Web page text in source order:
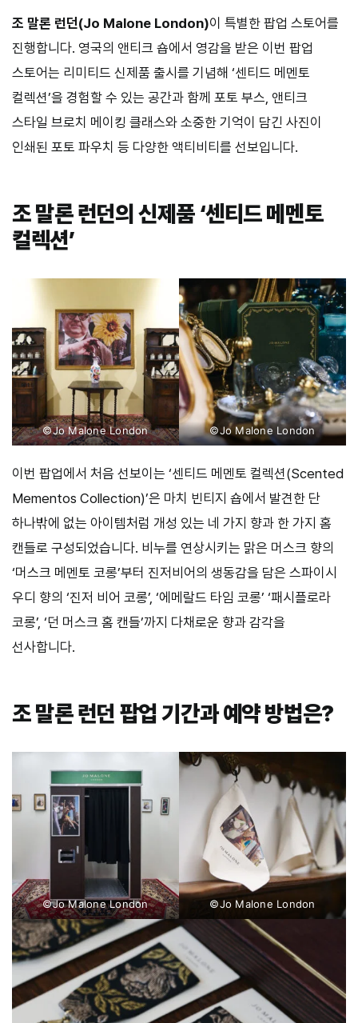
조 말론 런던(Jo Malone London)이 특별한 팝업 스토어를
진행합니다. 영국의 앤티크 숍에서 영감을 받은 이번 팝업
스토어는 리미티드 신제품 출시를 기념해 ‘센티드 메멘토
컬렉션’을 경험할 수 있는 공간과 함께 포토 부스, 앤티크
스타일 브로치 메이킹 클래스와 소중한 기억이 담긴 사진이
인쇄된 포토 파우치 등 다양한 액티비티를 선보입니다.
조 말론 런던의 신제품 ‘센티드 메멘토
컬렉션’
©Jo Malone London ©Jo Malone London
이번 팝업에서 처음 선보이는 ‘센티드 메멘토 컬렉션(Scented
Mementos Collection)’은 마치 빈티지 숍에서 발견한 단
하나밖에 없는 아이템처럼 개성 있는 네 가지 향과 한 가지 홈
캔들로 구성되었습니다. 비누를 연상시키는 맑은 머스크 향의
‘머스크 메멘토 코롱’부터 진저비어의 생동감을 담은 스파이시
우디 향의 ‘진저 비어 코롱’, ‘에메랄드 타임 코롱’ ‘패시플로라
코롱’, ‘던 머스크 홈 캔들’까지 다채로운 향과 감각을
선사합니다.
조 말론 런던 팝업 기간과 예약 방법은?
©Jo Malone London ©Jo Malone London